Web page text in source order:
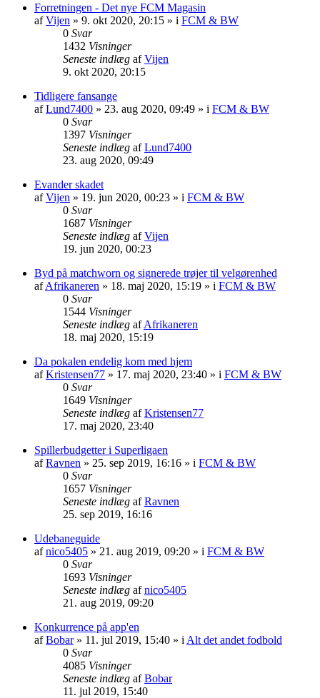
Forretningen - Det nye FCM Magasin
afVijen » 9. okt 2020, 20:15 » i FCM & BW
0 Svar
1432 Visninger
Seneste indlæg afVijen
9. okt 2020, 20:15
Tidligere fansange
afLund7400 » 23. aug 2020, 09:49 » i FCM & BW
0 Svar
1397 Visninger
Seneste indlæg afLund7400
23. aug 2020, 09:49
Evander skadet
afVijen » 19. jun 2020, 00:23 » i FCM & BW
0 Svar
1687 Visninger
Seneste indlæg afVijen
19. jun 2020, 00:23
Byd på matchworn og signerede trøjer til velgørenhed
afAfrikaneren » 18. maj 2020, 15:19 » i FCM & BW
0 Svar
1544 Visninger
Seneste indlæg afAfrikaneren
18. maj 2020, 15:19
Da pokalen endelig kom med hjem
afKristensen77 » 17. maj 2020, 23:40 » i FCM & BW
0 Svar
1649 Visninger
Seneste indlæg afKristensen77
17. maj 2020, 23:40
Spillerbudgetter i Superligaen
afRavnen » 25. sep 2019, 16:16 » i FCM & BW
0 Svar
1657 Visninger
Seneste indlæg afRavnen
25. sep 2019, 16:16
Udebaneguide
afnico5405 » 21. aug 2019, 09:20 » i FCM & BW
0 Svar
1693 Visninger
Seneste indlæg afnico5405
21. aug 2019, 09:20
Konkurrence på app'en
afBobar» 11. jul 2019, 15:40 » i Alt det andet fodbold
0 Svar
4085 Visninger
Seneste indlæg afBobar
11. jul 2019, 15:40